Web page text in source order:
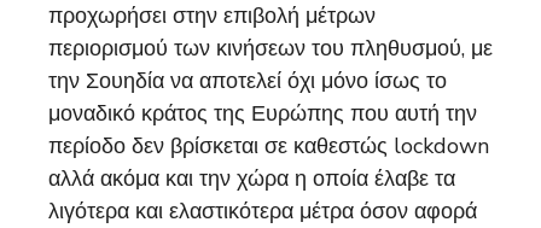
προχωρήσει στην επιβολή μέτρων
περιορισμού των κινήσεων του πληθυσμού, με
την Σουηδία να αποτελεί όχι μόνο ίσως το
μοναδικό κράτος της Ευρώπης που αυτή την
περίοδο δεν βρίσκεται σε καθεστώς lockdown
αλλά ακόμα και την χώρα η οποία έλαβε τα
λιγότερα και ελαστικότερα μέτρα όσον αφορά